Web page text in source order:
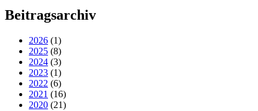
Beitragsarchiv
2026 (1)
2025 (8)
2024 (3)
2023 (1)
2022 (6)
2021 (16)
2020 (21)